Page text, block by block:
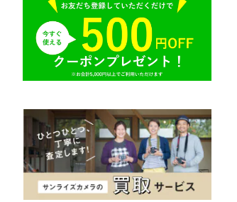
SONY（ソニー）
SIGMA（シグマ）
TAMRON（タムロン）
K&F（ケーアンドエフ）
O（その他）